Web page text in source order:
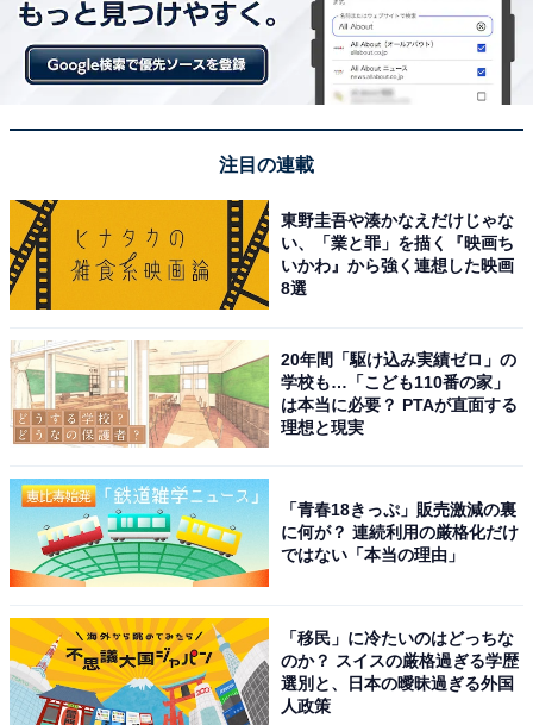
アクセス・料金情報は？ 泊まれる？
アクセス
所在地：千葉県野田市山崎貝塚町5-2
アクセス：東武アーバンパークライン「梅郷駅」より徒
歩約15分、または「運河駅」より徒歩約15分。車の場合
は、常磐自動車道「流山IC」より約15分、「柏IC」より
約15分。
注目の連載
東野圭吾や湊かなえだけじゃな
い、「業と罪」を描く『映画ち
いかわ』から強く連想した映画
8選
20年間「駆け込み実績ゼロ」の
学校も…「こども110番の家」
は本当に必要？ PTAが直面する
理想と現実
「青春18きっぷ」販売激減の裏
に何が？ 連続利用の厳格化だけ
ではない「本当の理由」
「移民」に冷たいのはどっちな
のか？ スイスの厳格過ぎる学歴
選別と、日本の曖昧過ぎる外国
人政策